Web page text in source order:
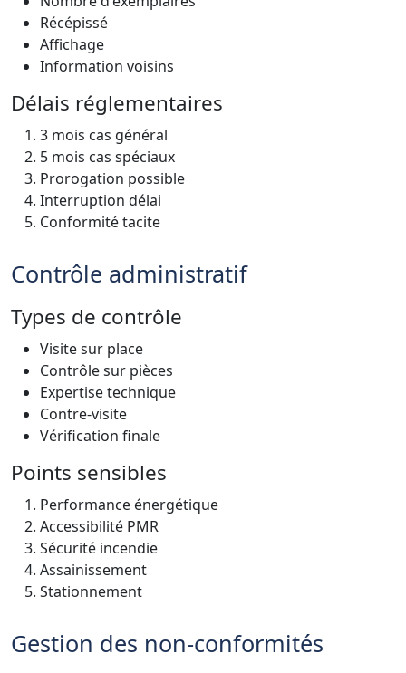
Récépissé
Affichage
Information voisins
Délais réglementaires
3 mois cas général
5 mois cas spéciaux
Prorogation possible
Interruption délai
Conformité tacite
Contrôle administratif
Types de contrôle
Visite sur place
Contrôle sur pièces
Expertise technique
Contre-visite
Vérification finale
Points sensibles
Performance énergétique
Accessibilité PMR
Sécurité incendie
Assainissement
Stationnement
Gestion des non-conformités